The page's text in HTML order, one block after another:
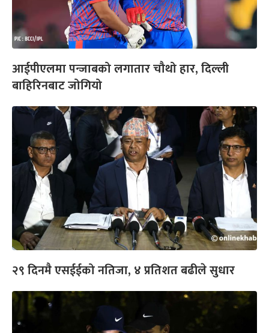
आईपीएलमा पन्जाबको लगातार चौथो हार, दिल्ली
बाहिरिनबाट जोगियो
२९ दिनमै एसईईको नतिजा, ४ प्रतिशत बढीले सुधार